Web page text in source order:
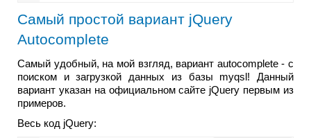
Самый простой вариант jQuery
Autocomplete
Самый удобный, на мой взгляд, вариант autocomplete - с
поиском и загрузкой данных из базы myqsl! Данный
вариант указан на официальном сайте jQuery первым из
примеров.
Весь код jQuery: